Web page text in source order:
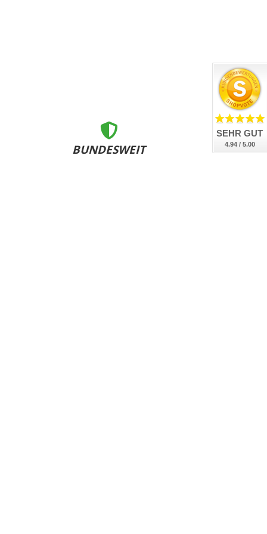
BUNDESWEIT
SEHR GUT
4.94 / 5.00